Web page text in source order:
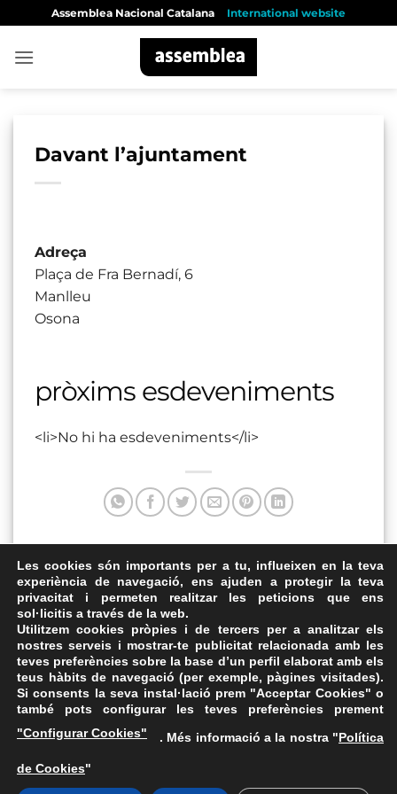
content
Assemblea Nacional Catalana International website
Davant l’ajuntament
Adreça
Plaça de Fra Bernadí, 6
Manlleu
Osona
pròxims esdeveniments
<li>No hi ha esdeveniments</li>
Aquesta entrada va ser publicada a . Marqui com a favorit
elEnllaç permanent.
Plaça de l’1 d’octubre Davant de l’Ajuntament
FAQs
ASSEMBLEA NACIONAL CATALANA
Carrer de la Marina, 315, 08025 Barcelona · 93 347 17 14
Les cookies són importants per a tu, influeixen en la teva
experiència de navegació, ens ajuden a protegir la teva
privacitat i permeten realitzar les peticions que ens
sol·licitis a través de la web.
Utilitzem cookies pròpies i de tercers per a analitzar els
nostres serveis i mostrar-te publicitat relacionada amb les
teves preferències sobre la base d’un perfil elaborat amb els
teus hàbits de navegació (per exemple, pàgines visitades).
Si consents la seva instal·lació prem "Acceptar Cookies" o
també pots configurar les teves preferències prement
"Configurar Cookies"
. Més informació a la nostra "Política
de Cookies"